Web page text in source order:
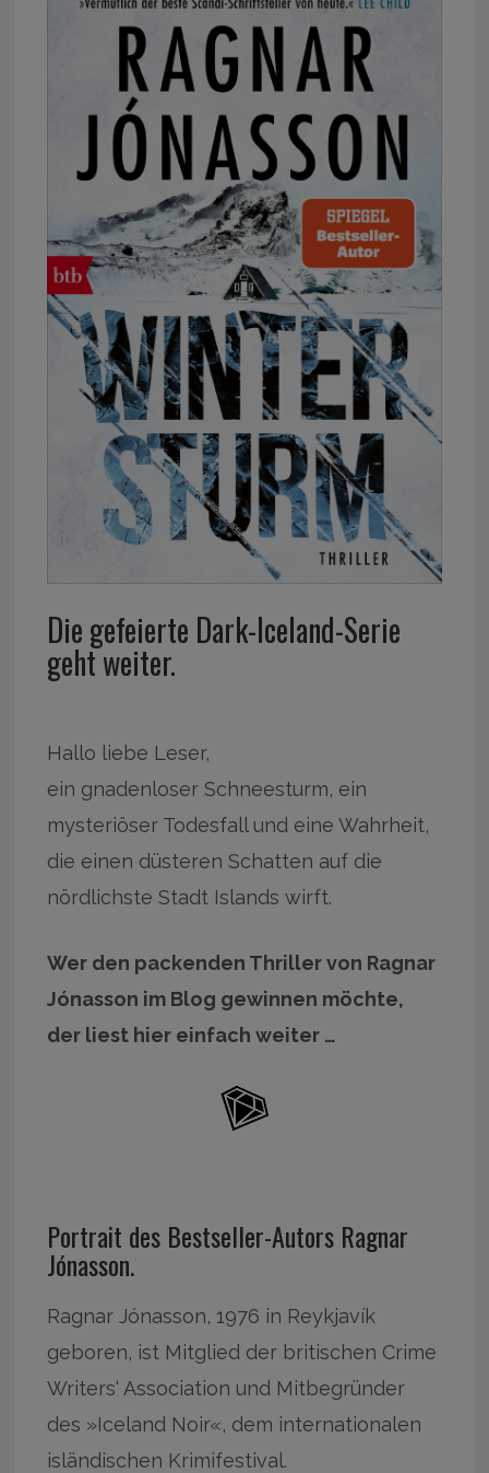
Die gefeierte Dark-Iceland-Serie
geht weiter.
Hallo liebe Leser,
ein gnadenloser Schneesturm, ein
mysteriöser Todesfall und eine Wahrheit,
die einen düsteren Schatten auf die
nördlichste Stadt Islands wirft.
Wer den packenden Thriller von Ragnar
Jónasson im Blog gewinnen möchte,
der liest hier einfach weiter …
Portrait des Bestseller-Autors Ragnar
Jónasson.
Ragnar Jónasson, 1976 in Reykjavík
geboren, ist Mitglied der britischen Crime
Writers‘ Association und Mitbegründer
des »Iceland Noir«, dem internationalen
isländischen Krimifestival.